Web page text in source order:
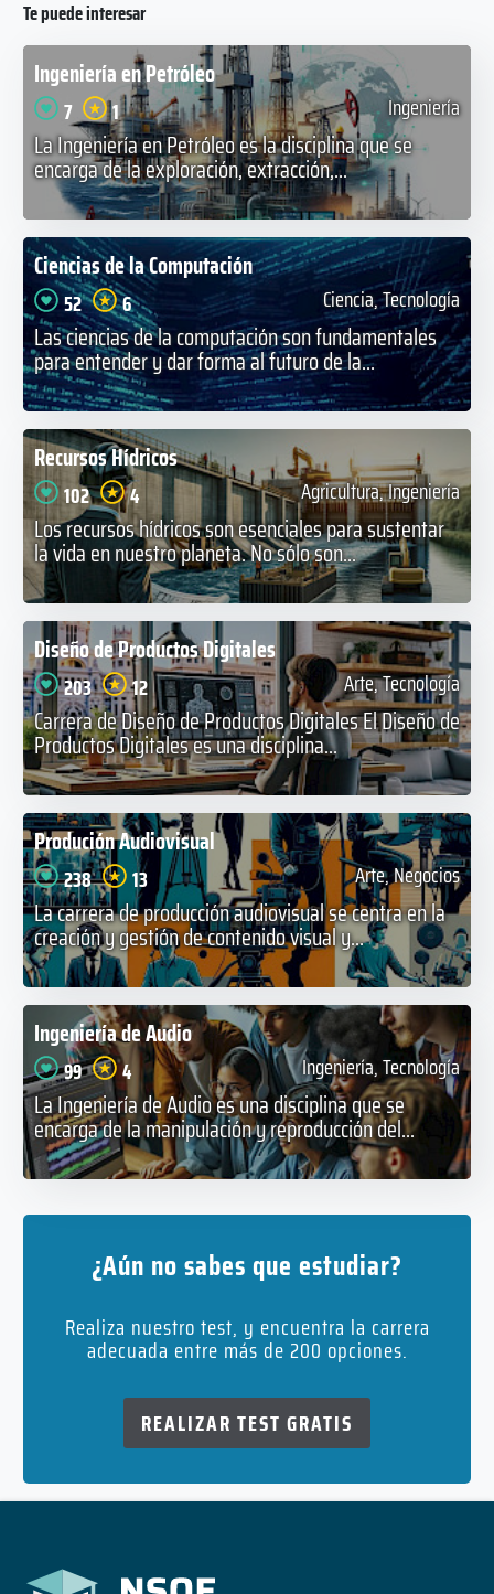
Te puede interesar
Ingeniería en Petróleo
7 1 Ingeniería
La Ingeniería en Petróleo es la disciplina que se
encarga de la exploración, extracción,...
Ciencias de la Computación
52 6 Ciencia, Tecnología
Las ciencias de la computación son fundamentales
para entender y dar forma al futuro de la...
Recursos Hídricos
102 4 Agricultura, Ingeniería
Los recursos hídricos son esenciales para sustentar
la vida en nuestro planeta. No sólo son...
Diseño de Productos Digitales
203 12 Arte, Tecnología
Carrera de Diseño de Productos Digitales El Diseño de
Productos Digitales es una disciplina...
Produción Audiovisual
238 13 Arte, Negocios
La carrera de producción audiovisual se centra en la
creación y gestión de contenido visual y...
Ingeniería de Audio
99 4 Ingeniería, Tecnología
La Ingeniería de Audio es una disciplina que se
encarga de la manipulación y reproducción del...
¿Aún no sabes que estudiar?
Realiza nuestro test, y encuentra la carrera
adecuada entre más de 200 opciones.
REALIZAR TEST GRATIS